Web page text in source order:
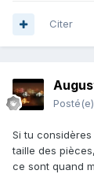
Citer
Posté(e)
Si tu
taille des
ce sont quand